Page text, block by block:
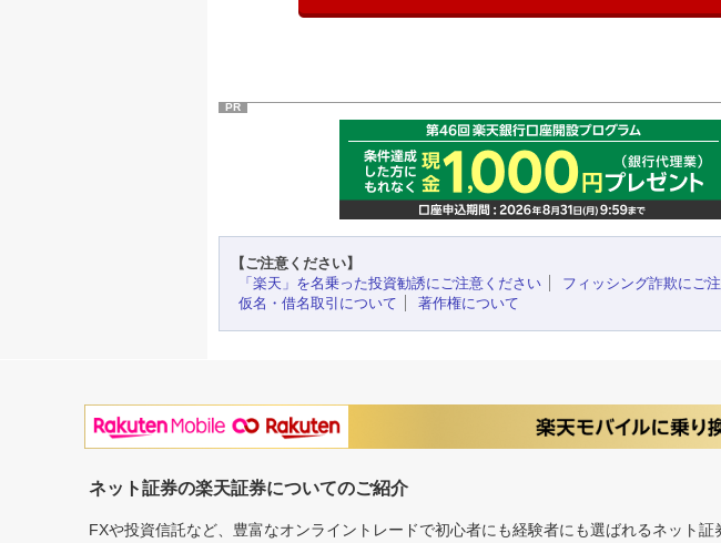
PR
【ご注意ください】
「楽天」を名乗った投資勧誘にご注意ください
フィッシング詐欺にご
仮名・借名取引について
著作権について
ネット証券の楽天証券についてのご紹介
FXや投資信託など、豊富なオンライントレードで初心者にも経験者にも選ばれるネット